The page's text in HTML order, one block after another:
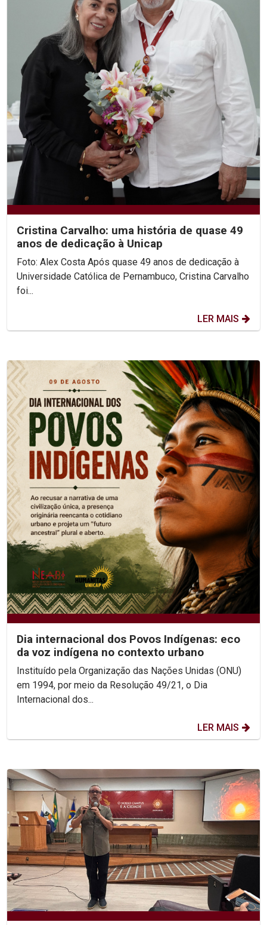
Cristina Carvalho: uma história de quase 49
anos de dedicação à Unicap
Foto: Alex Costa Após quase 49 anos de dedicação à
Universidade Católica de Pernambuco, Cristina Carvalho
foi...
LER MAIS
Dia internacional dos Povos Indígenas: eco
da voz indígena no contexto urbano
Instituído pela Organização das Nações Unidas (ONU)
em 1994, por meio da Resolução 49/21, o Dia
Internacional dos...
LER MAIS